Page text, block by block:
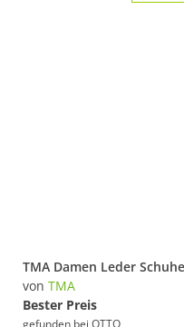
von TMA
Bester Preis
gefunden bei OTTO